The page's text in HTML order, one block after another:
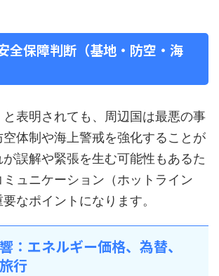
全保障判断（基地・防空・海
と表明されても、周辺国は最悪の事
体制や海上警戒を強化することが
誤解や緊張を生む可能性もあるた
ュニケーション（ホットライン
なポイントになります。
：エネルギー価格、為替、
行